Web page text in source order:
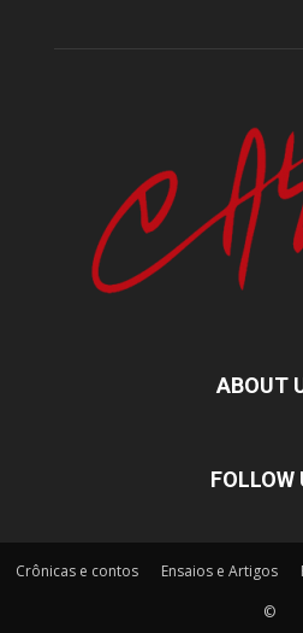
ABOUT
FOLLOW
Crônicas e contos Ensaios e Artigos
©